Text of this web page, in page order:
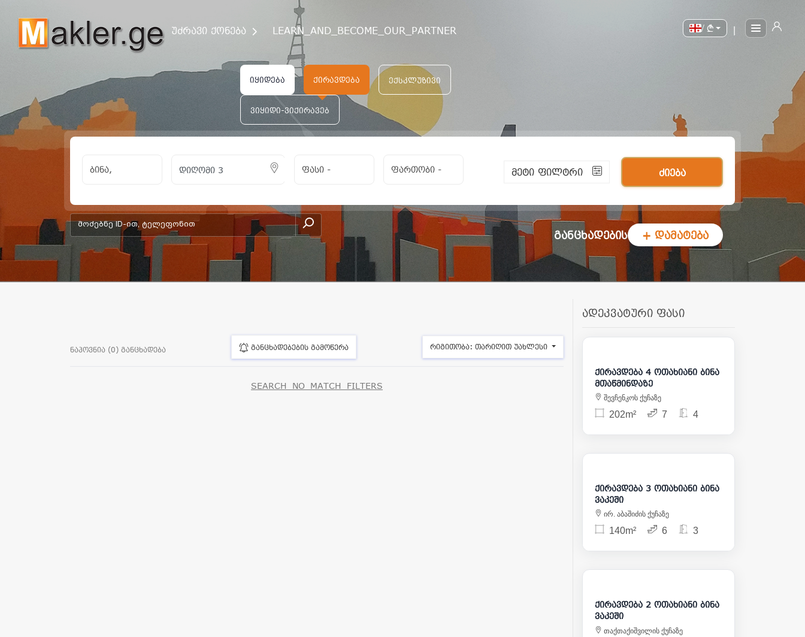
უძრავი ქონება LEARN_AND_BECOME_OUR_PARTNER /
იყიდება ქირავდება ექსკლუზივი
ვიყიდი-ვიქირავებ
ბინა, ფასი - ფართობი - მეტი ფილტრი ძიება
add-form
განცხადების + დამატება
ნაპოვნია (0) განცხადება განცხადებების გამოწერა რიგითობა: თარიღით უახლესი
SEARCH_NO_MATCH_FILTERS
ადეკვატური ფასი
4 000
ქირავდება 4 ოთახიანი ბინა
მთაწმინდაზე
შევჩენკოს ქუჩაზე
202m² 7 4
2 500
ქირავდება 3 ოთახიანი ბინა
ვაკეში
ირ. აბაშიძის ქუჩაზე
140m² 6 3
1 050
ქირავდება 2 ოთახიანი ბინა
ვაკეში
თაქთაქიშვილის ქუჩაზე